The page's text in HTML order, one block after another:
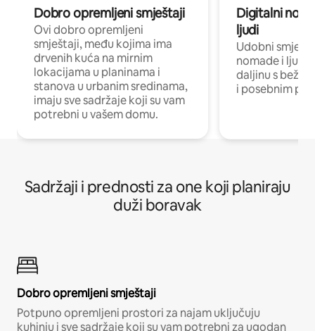
Dobro opremljeni smještaji
Ovi dobro opremljeni
smještaji, među kojima ima
drvenih kuća na mirnim
lokacijama u planinama i
stanova u urbanim sredinama,
imaju sve sadržaje koji su vam
potrebni u vašem domu.
Digitalni
ljudi
Udobni
nomade i ljude
daljinu s
i posebnim
Sadržaji i prednosti za one koji planiraju
duži boravak
Dobro opremljeni smještaji
Potpuno opremljeni prostori za najam uključuju
kuhinju i sve sadržaje koji su vam potrebni za ugodan